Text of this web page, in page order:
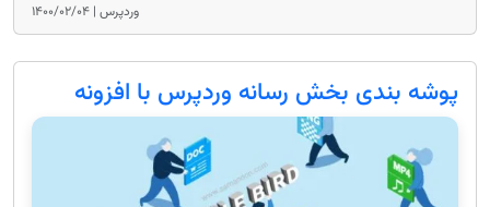
وردپرس | ۱۴۰۰/۰۲/۰۴
پوشه بندی بخش رسانه وردپرس با افزونه